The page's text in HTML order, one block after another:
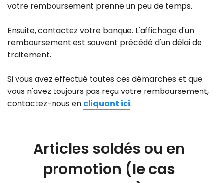
votre remboursement prenne un peu de temps.
Ensuite, contactez votre banque. L'affichage d'un
remboursement est souvent précédé d'un délai de
traitement.
Si vous avez effectué toutes ces démarches et que
vous n'avez toujours pas reçu votre remboursement,
contactez-nous en cliquant ici.
Articles soldés ou en
promotion (le cas